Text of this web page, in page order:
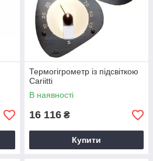
Термогігрометр із підсвіткою
Cariitti
В наявності
16 116 ₴
Купити